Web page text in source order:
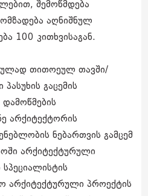
შემოწმდება
აღნიშნულ
100 კითხვისაგან.
თითოეულ თავში/
გაცემის
არქიტექტორის
ნებართვის გამცემ
არქიტექტურული
არქიტექტურული პროექტის